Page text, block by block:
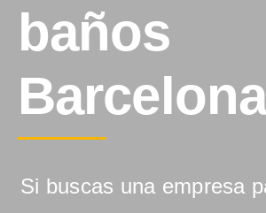
baños
Barcelona
Si buscas una empresa